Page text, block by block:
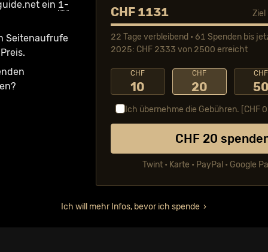
ein 1-
Seiten­aufrufe
CHF 1131
22 Tage verbleibend • 61 Spenden bis
2025: CHF 2333 von 2500 erreicht
CHF
10
CHF
20
CHF
Ich übernehme die Gebühren. [CHF
CHF 20
Twint • Karte • PayPal • Google
Ich will mehr Infos, bevor ich spende